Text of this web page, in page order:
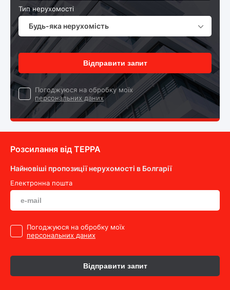
Тип нерухомості
Будь-яка нерухомість
Відправити запит
Погоджуюся на обробку моїх
персональних даних
Розсилання від ТEPPA
Найновіші пропозиції нерухомості в Болгарії
Електронна пошта
Погоджуюся на обробку моїх
персональних даних
Відправити запит